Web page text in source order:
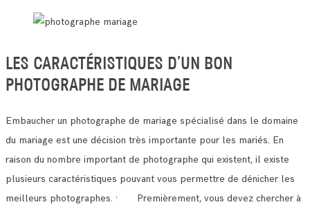
LES CARACTÉRISTIQUES D’UN BON
PHOTOGRAPHE DE MARIAGE
Embaucher un photographe de mariage spécialisé dans le domaine
du mariage est une décision très importante pour les mariés. En
raison du nombre important de photographe qui existent, il existe
plusieurs caractéristiques pouvant vous permettre de dénicher les
meilleurs photographes. · Premièrement, vous devez chercher à